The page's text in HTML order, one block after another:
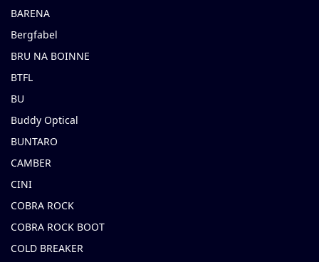
BARENA
Bergfabel
BRU NA BOINNE
BTFL
BU
Buddy Optical
BUNTARO
CAMBER
CINI
COBRA ROCK
COBRA ROCK BOOT
COLD BREAKER